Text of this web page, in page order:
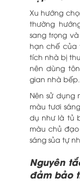
Xu hướng
thường
sang trọng
hạn chế của
tích nhà bị
nên dùng
gian nhà bếp.
Nên sử dụng
màu tươi
dụ như là tủ
màu chủ
sáng sủa tự
Nguyên
đảm bảo